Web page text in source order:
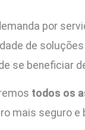
por
de
se beneficiar
todos os
mais seguro e